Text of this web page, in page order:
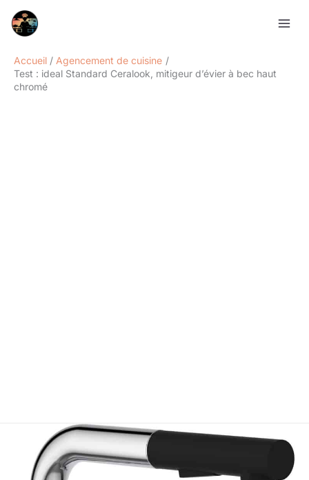
Accueil
Agencement de cuisine
Test : ideal Standard Ceralook, mitigeur d’évier à bec haut
chromé
Rechercher